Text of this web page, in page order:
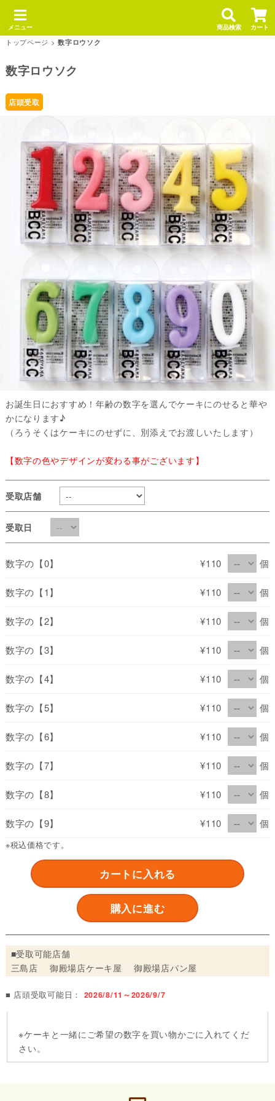
メニュー 商品検索 カート
トップページ >数字ロウソク
数字ロウソク
店頭受取
お誕生日におすすめ！年齢の数字を選んでケーキにのせると華や
かになります♪
（ろうそくはケーキにのせずに、別添えでお渡しいたします）
【数字の色やデザインが変わる事がございます】
受取店舗
受取日
数字の【0】 ¥110 個
数字の【1】 ¥110 個
数字の【2】 ¥110 個
数字の【3】 ¥110 個
数字の【4】 ¥110 個
数字の【5】 ¥110 個
数字の【6】 ¥110 個
数字の【7】 ¥110 個
数字の【8】 ¥110 個
数字の【9】 ¥110 個
※税込価格です。
カートに入れる
購入に進む
■受取可能店舗
三島店 御殿場店ケーキ屋 御殿場店パン屋
■ 店頭受取可能日： 2026/8/11～2026/9/7
※ケーキと一緒にご希望の数字を買い物かごに入れてくだ
さい。